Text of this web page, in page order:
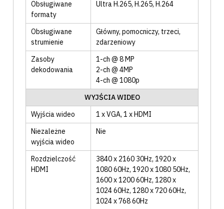
Obsługiwane
formaty
Ultra H.265, H.265, H.264
Obsługiwane
strumienie
Główny, pomocniczy, trzeci,
zdarzeniowy
Zasoby
dekodowania
1-ch @ 8 MP
2-ch @ 4MP
4-ch @ 1080p
WYJŚCIA WIDEO
Wyjścia wideo
1 x VGA, 1 x HDMI
Niezależne
wyjścia wideo
Nie
Rozdzielczość
HDMI
3840 x 2160 30Hz, 1920 x
1080 60Hz, 1920 x 1080 50Hz,
1600 x 1200 60Hz, 1280 x
1024 60Hz, 1280 x 720 60Hz,
1024 x 768 60Hz